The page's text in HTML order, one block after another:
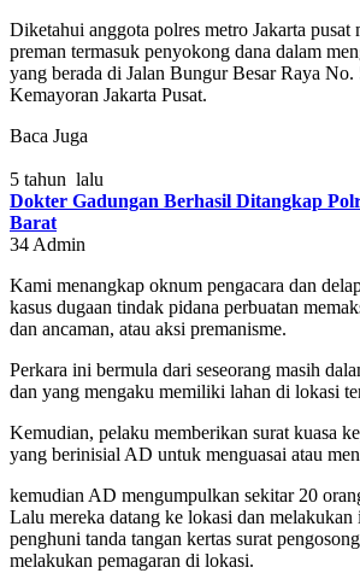
Diketahui anggota polres metro Jakarta pusat
preman termasuk penyokong dana dalam
yang berada di Jalan Bungur Besar Raya
Kemayoran Jakarta Pusat.
Baca Juga
5 tahun lalu
Dokter Gadungan Berhasil Ditangkap
Barat
34 Admin
Kami menangkap oknum pengacara dan
kasus dugaan tindak pidana perbuatan
dan ancaman, atau aksi premanisme.
Perkara ini bermula dari seseorang masih
dan yang mengaku memiliki lahan di lokasi
Kemudian, pelaku memberikan surat kuasa
yang berinisial AD untuk menguasai atau
kemudian AD mengumpulkan sekitar 20
Lalu mereka datang ke lokasi dan melakukan
penghuni tanda tangan kertas surat
melakukan pemagaran di lokasi.